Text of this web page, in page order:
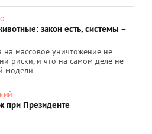
закон есть, системы –
на массовое уничтожение не
риски, и что на самом деле не
модели
при Президенте